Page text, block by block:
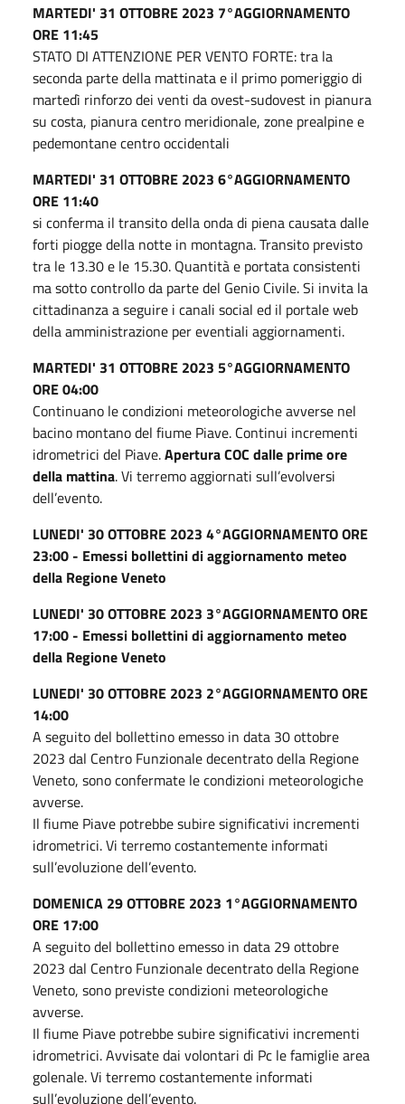
MARTEDI' 31 OTTOBRE 2023 7°AGGIORNAMENTO
ORE 11:45
STATO DI ATTENZIONE PER VENTO FORTE: tra la
seconda parte della mattinata e il primo pomeriggio di
martedì rinforzo dei venti da ovest-sudovest in pianura
su costa, pianura centro meridionale, zone prealpine e
pedemontane centro occidentali
MARTEDI' 31 OTTOBRE 2023 6°AGGIORNAMENTO
ORE 11:40
si conferma il transito della onda di piena causata dalle
forti piogge della notte in montagna. Transito previsto
tra le 13.30 e le 15.30. Quantità e portata consistenti
ma sotto controllo da parte del Genio Civile. Si invita la
cittadinanza a seguire i canali social ed il portale web
della amministrazione per eventiali aggiornamenti.
MARTEDI' 31 OTTOBRE 2023 5°AGGIORNAMENTO
ORE 04:00
Continuano le condizioni meteorologiche avverse nel
bacino montano del fiume Piave. Continui incrementi
idrometrici del Piave.Apertura COC dalle prime ore
della mattina. Vi terremo aggiornati sull’evolversi
dell’evento.
LUNEDI' 30 OTTOBRE 2023 4°AGGIORNAMENTO ORE
23:00 - Emessi bollettini di aggiornamento meteo
della Regione Veneto
LUNEDI' 30 OTTOBRE 2023 3°AGGIORNAMENTO ORE
17:00 - Emessi bollettini di aggiornamento meteo
della Regione Veneto
LUNEDI' 30 OTTOBRE 2023 2°AGGIORNAMENTO ORE
14:00
A seguito del bollettino emesso in data 30 ottobre
2023 dal Centro Funzionale decentrato della Regione
Veneto, sono confermate le condizioni meteorologiche
avverse.
Il fiume Piave potrebbe subire significativi incrementi
idrometrici. Vi terremo costantemente informati
sull’evoluzione dell’evento.
DOMENICA 29 OTTOBRE 2023 1°AGGIORNAMENTO
ORE 17:00
A seguito del bollettino emesso in data 29 ottobre
2023 dal Centro Funzionale decentrato della Regione
Veneto, sono previste condizioni meteorologiche
avverse.
Il fiume Piave potrebbe subire significativi incrementi
idrometrici. Avvisate dai volontari di Pc le famiglie area
golenale. Vi terremo costantemente informati
sull’evoluzione dell’evento.